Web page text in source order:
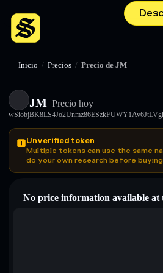
Inicio / Precios / Precio de JM
JM Precio hoy
Unverified token
Multiple tokens can use the same
do your own research before
No price information available at